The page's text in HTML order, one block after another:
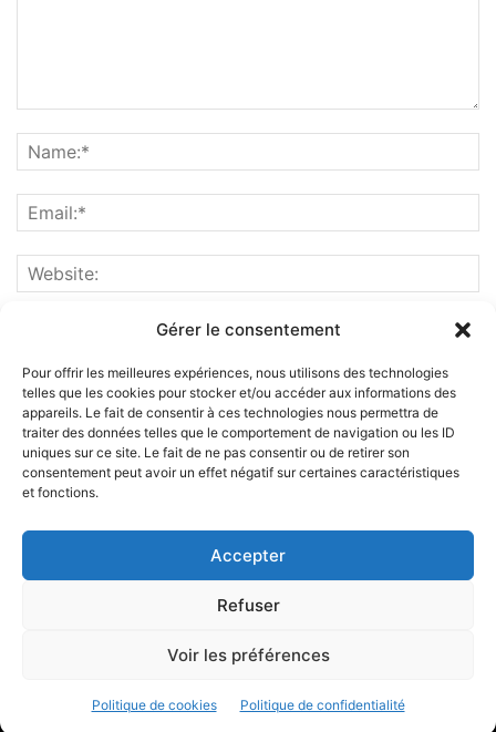
Gérer le consentement
Pour offrir les meilleures expériences, nous utilisons des technologies
telles que les cookies pour stocker et/ou accéder aux informations des
appareils. Le fait de consentir à ces technologies nous permettra de
traiter des données telles que le comportement de navigation ou les ID
uniques sur ce site. Le fait de ne pas consentir ou de retirer son
consentement peut avoir un effet négatif sur certaines caractéristiques
et fonctions.
Accepter
Refuser
Voir les préférences
Politique de cookies Politique de confidentialité
ABOUT US
FOLLOW US
©